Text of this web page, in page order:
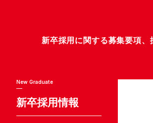
新卒採用に関する募集要項、
New Graduate
新卒採用情報